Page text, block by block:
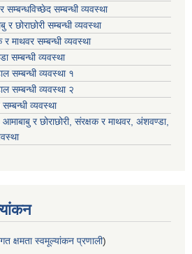
सम्बन्धविच्छेद सम्बन्धी व्यवस्था
छोराछोरी सम्बन्धी व्यवस्था
माथवर सम्बन्धी व्यवस्था
सम्बन्धी व्यवस्था
सम्बन्धी व्यवस्था १
सम्बन्धी व्यवस्था २
व्यवस्था
आमाबाबु र छोराछोरी, संरक्षक र माथवर, अंशवण्डा,
क्षमता स्वमूल्यांकन प्रणाली)